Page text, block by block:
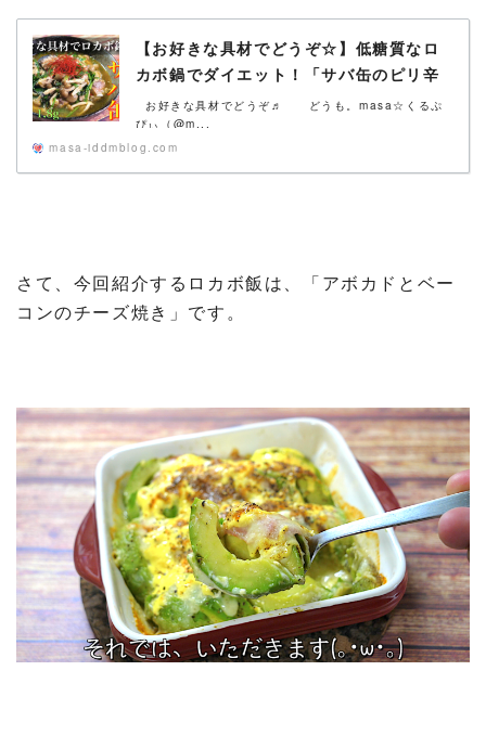
【お好きな具材でどうぞ☆】低糖質なロ
カボ鍋でダイエット！「サバ缶のピリ辛
煮」の作り方【動画（有）】
お好きな具材でどうぞ♬ どうも。masa☆くるぷ
ぴぃ（@m...
masa-iddmblog.com
さて、今回紹介するロカボ飯は、「アボカドとベー
コンのチーズ焼き」です。